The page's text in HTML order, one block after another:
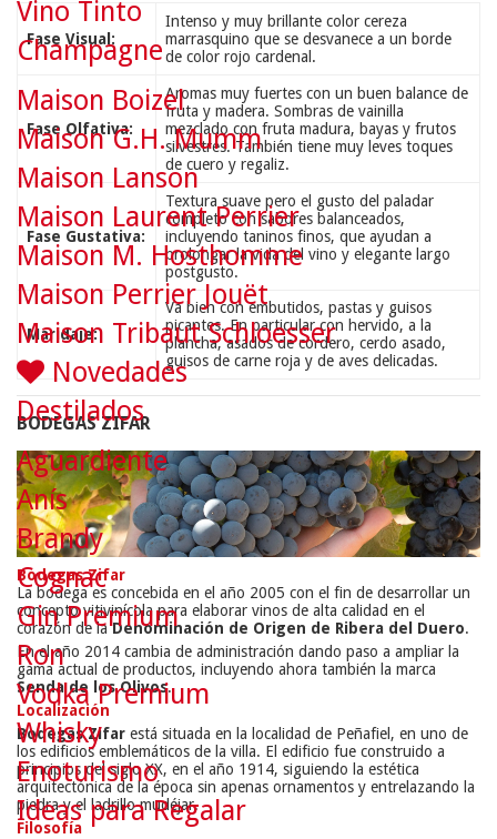
Fase Visual:
Intenso y muy brillante color cereza
marrasquino que se desvanece a un borde
de color rojo cardenal.
Fase Olfativa:
Aromas muy fuertes con un buen balance de
fruta y madera. Sombras de vainilla
mezclado con fruta madura, bayas y frutos
silvestres. También tiene muy leves toques
de cuero y regaliz.
Fase Gustativa:
Textura suave pero el gusto del paladar
completo con sabores balanceados,
incluyendo taninos finos, que ayudan a
prolongar la vida del vino y elegante largo
postgusto.
Maridaje:
Va bien con embutidos, pastas y guisos
picantes. En particular con hervido, a la
plancha, asados de cordero, cerdo asado,
guisos de carne roja y de aves delicadas.
BODEGAS ZIFAR
Bodegas Zifar
La bodega es concebida en el año 2005 con el fin de desarrollar un
concepto vitivinícola para elaborar vinos de alta calidad en el
corazón de laDenominación de Origen de Ribera del Duero.
En el año 2014 cambia de administración dando paso a ampliar la
gama actual de productos, incluyendo ahora también la marca
Senda de los Olivos.
Localización
Bodegas Zifar está situada en la localidad de Peñafiel, en uno de
los edificios emblemáticos de la villa. El edificio fue construido a
principios del siglo XX, en el año 1914, siguiendo la estética
arquitectónica de la época sin apenas ornamentos y entrelazando la
piedra y el ladrillo mudéjar.
Filosofía
Vino Tinto
Champagne
Maison Boizel
Maison G.H. Mumm
Maison Lanson
Maison Laurent Perrier
Maison M. Hosthomme
Maison Perrier Jouët
Maison Tribaut Schloesser
Novedades
Destilados
Aguardiente
Anís
Brandy
Cognac
Gin Premium
Ron
Vodka Premium
Whisky
Enoturismo
Ideas para Regalar